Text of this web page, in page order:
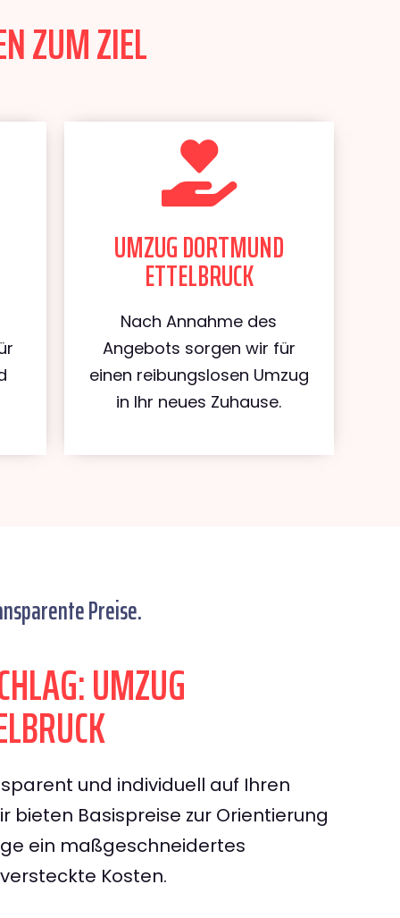
ZUM ZIEL
UMZUG DORTMUND
ETTELBRUCK
Nach Annahme des
Angebots sorgen wir für
einen reibungslosen Umzug
in Ihr neues Zuhause.
Preise.
UMZUG
und individuell auf Ihren
bieten Basispreise zur Orientierung
ein maßgeschneidertes
Kosten.